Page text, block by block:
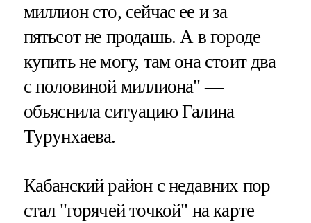
миллион сто, сейчас ее и за
пятьсот не продашь. А в городе
купить не могу, там она стоит два
с половиной миллиона" —
объяснила ситуацию Галина
Турунхаева.
Кабанский район с недавних пор
стал "горячей точкой" на карте